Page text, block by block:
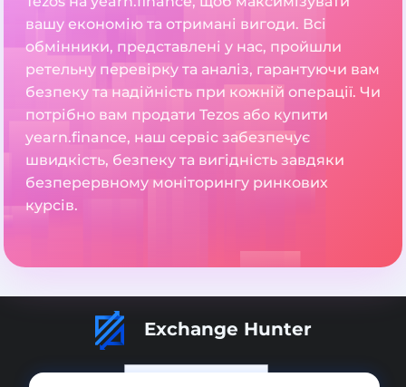
вашу економію та отримані вигоди. Всі
обмінники, представлені у нас, пройшли
ретельну перевірку та аналіз, гарантуючи вам
безпеку та надійність при кожній операції. Чи
потрібно вам продати Tezos або купити
yearn.finance, наш сервіс забезпечує
швидкість, безпеку та вигідність завдяки
безперервному моніторингу ринкових
курсів.
Exchange Hunter